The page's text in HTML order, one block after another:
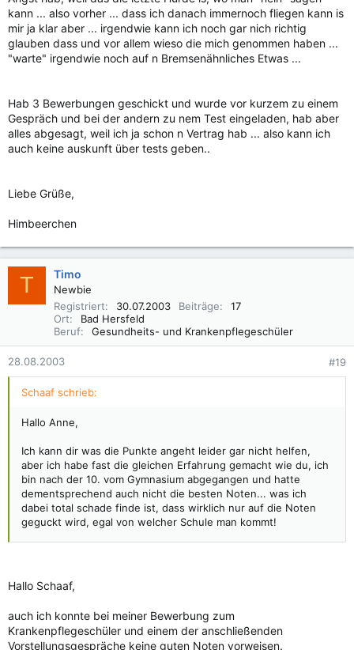
kann ... also vorher ... dass ich danach immernoch fliegen kann is
mir ja klar aber ... irgendwie kann ich noch gar nich richtig
glauben dass und vor allem wieso die mich genommen haben ...
"warte" irgendwie noch auf n Bremsenähnliches Etwas ...
Hab 3 Bewerbungen geschickt und wurde vor kurzem zu einem
Gespräch und bei der andern zu nem Test eingeladen, hab aber
alles abgesagt, weil ich ja schon n Vertrag hab ... also kann ich
auch keine auskunft über tests geben..
Liebe Grüße,
Himbeerchen
T Timo
Newbie
Registriert
30.07.2003 Beiträge
17
Ort
Bad Hersfeld
Beruf
Gesundheits- und Krankenpflegeschüler
28.08.2003 #19
Schaaf schrieb:
Hallo Anne,
Ich kann dir was die Punkte angeht leider gar nicht helfen,
aber ich habe fast die gleichen Erfahrung gemacht wie du, ich
bin nach der 10. vom Gymnasium abgegangen und hatte
dementsprechend auch nicht die besten Noten... was ich
dabei total schade finde ist, dass wirklich nur auf die Noten
geguckt wird, egal von welcher Schule man kommt!
eine vier gehabt hätte, und dann noch dieses erklären, woher
kommen denn die schlechten Noten? Ich fand das schrecklich!
Auch dieses Tests waren furchtbar, Bildbeschreibung, Diktat...
Letztendlich wurde auch ich genommen und ich drück dir die
Hallo Schaaf,
auch ich konnte bei meiner Bewerbung zum
Krankenpflegeschüler und einem der anschließenden
Vorstellungsgespräche keine guten Noten vorweisen.